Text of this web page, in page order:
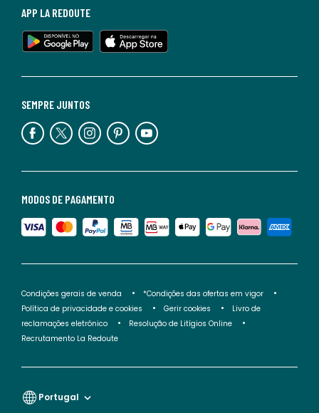
MODOS DE PAGAMENTO
SEMPRE JUNTOS
APP LA REDOUTE
Condições gerais de venda
*Condições das ofertas em vigor
Política de privacidade e cookies
Gerir cookies
Livro de
reclamações eletrónico
Resolução de Litígios Online
Recrutamento La Redoute
Portugal